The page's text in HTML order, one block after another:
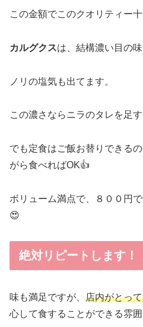
この金額でこのクオリティー十
カルグクスは、結構濃い目の味
ノリの塩気も出てます。
この濃さならニラのタレを足す
でも定食はご飯お替りできる
がら食べればOK👍
ボリューム満点で、８００円
😍
絶対リピートします！
味も満足ですが、 店内がとっ
心して食することができる雰囲